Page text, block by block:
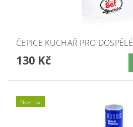
ČEPICE KUCHAŘ PRO DOSPĚLÉ
130 Kč
Novinka